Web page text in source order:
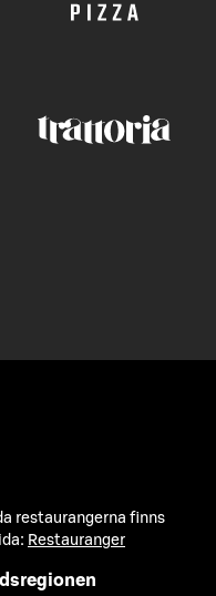
restaurangerna finns
Restauranger